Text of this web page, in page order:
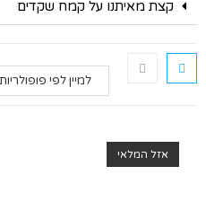
קצת מאיתנו על קמח שקדים
אזל המלאי